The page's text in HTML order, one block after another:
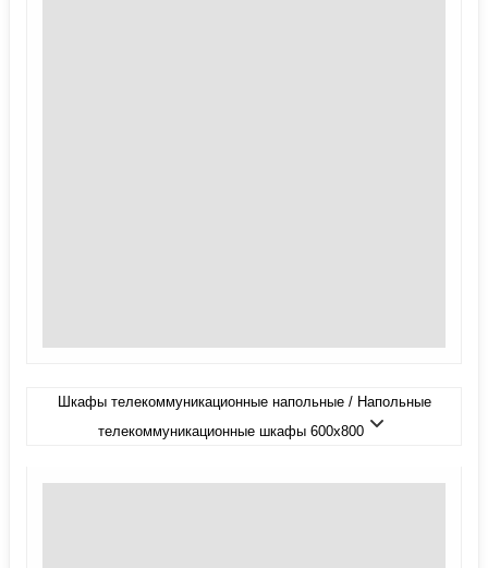
Шкафы телекоммуникационные напольные / Напольные
телекоммуникационные шкафы 600x800